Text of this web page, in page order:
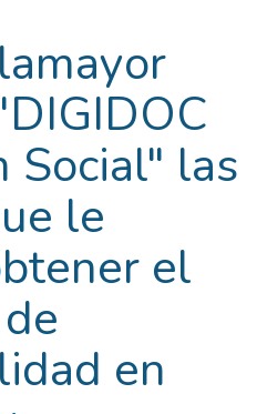
Social" las
le
el
en